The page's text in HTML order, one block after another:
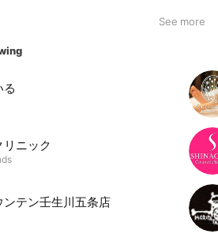
See more
る
ニック
ンテン壬生川五条店